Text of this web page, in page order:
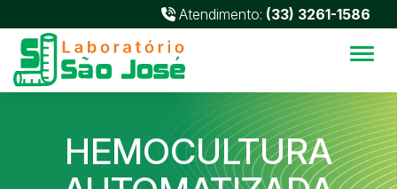
Atendimento: (33) 3261-1586
HEMOCULTURA